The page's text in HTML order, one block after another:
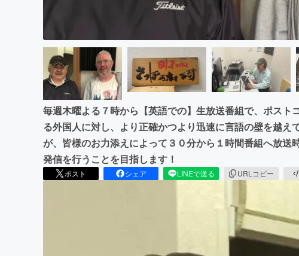
毎週木曜よる７時から【英語での】生放送番組で、ポスト
る外国人に対し、より正確かつより迅速に言語の壁を越え
が、皆様のお力添えによって３０分から１時間番組へ放送
発信を行うことを目指します！
ポスト シェア LINEで送る URLコピー